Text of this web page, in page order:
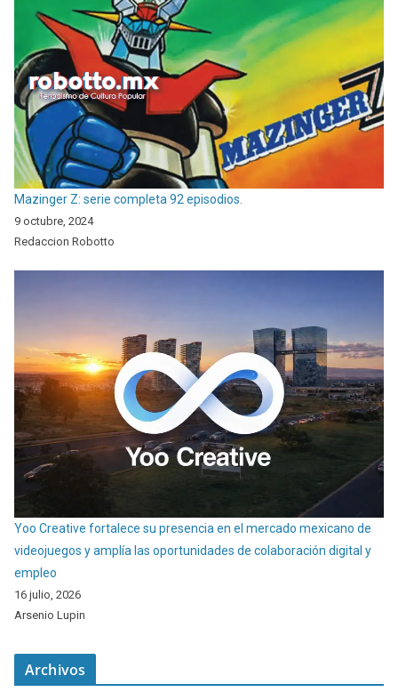
Mazinger Z: serie completa 92 episodios.
9 octubre, 2024
Redaccion Robotto
Yoo Creative fortalece su presencia en el mercado mexicano de
videojuegos y amplía las oportunidades de colaboración digital y
empleo
16 julio, 2026
Arsenio Lupin
Archivos